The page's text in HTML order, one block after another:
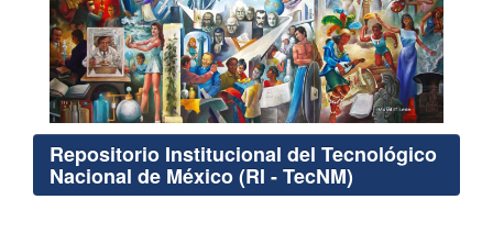
Repositorio Institucional del Tecnológico
Nacional de México (RI - TecNM)